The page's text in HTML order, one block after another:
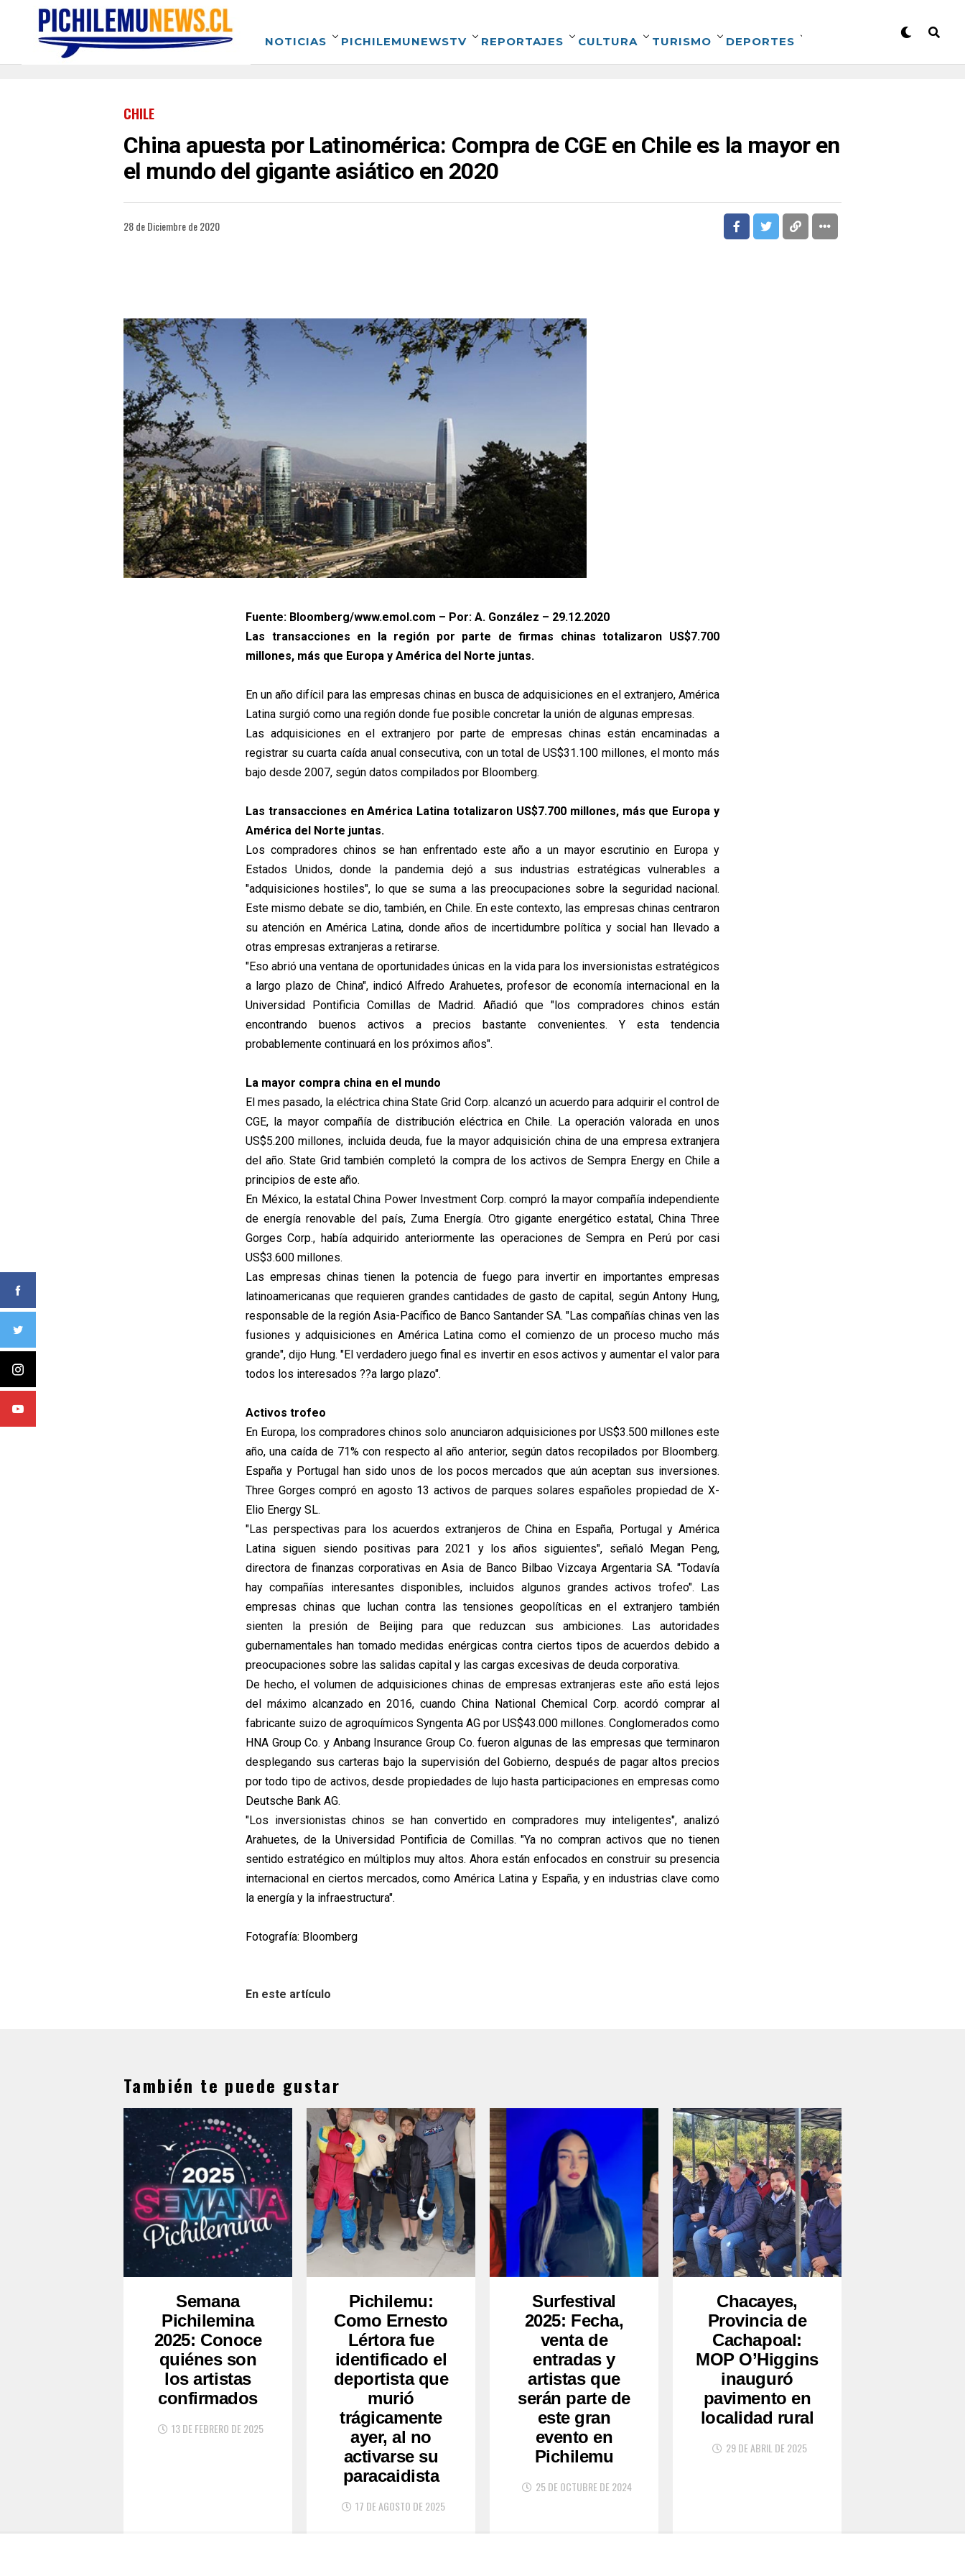
NOTICIAS PICHILEMUNEWSTV REPORTAJES CULTURA TURISMO DEPORTES
CHILE
China apuesta por Latinomérica: Compra de CGE en Chile es la mayor en
el mundo del gigante asiático en 2020
28 de Diciembre de 2020
Fuente: Bloomberg/www.emol.com – Por: A. González – 29.12.2020
Las transacciones en la región por parte de firmas chinas totalizaron US$7.700
millones, más que Europa y América del Norte juntas.
En un año difícil para las empresas chinas en busca de adquisiciones en el extranjero, América
Latina surgió como una región donde fue posible concretar la unión de algunas empresas.
Las adquisiciones en el extranjero por parte de empresas chinas están encaminadas a
registrar su cuarta caída anual consecutiva, con un total de US$31.100 millones, el monto más
bajo desde 2007, según datos compilados por Bloomberg.
Las transacciones en América Latina totalizaron US$7.700 millones, más que Europa y
América del Norte juntas.
Los compradores chinos se han enfrentado este año a un mayor escrutinio en Europa y
Estados Unidos, donde la pandemia dejó a sus industrias estratégicas vulnerables a
"adquisiciones hostiles", lo que se suma a las preocupaciones sobre la seguridad nacional.
Este mismo debate se dio, también, en Chile. En este contexto, las empresas chinas centraron
su atención en América Latina, donde años de incertidumbre política y social han llevado a
otras empresas extranjeras a retirarse.
"Eso abrió una ventana de oportunidades únicas en la vida para los inversionistas estratégicos
a largo plazo de China", indicó Alfredo Arahuetes, profesor de economía internacional en la
Universidad Pontificia Comillas de Madrid. Añadió que "los compradores chinos están
encontrando buenos activos a precios bastante convenientes. Y esta tendencia
probablemente continuará en los próximos años".
La mayor compra china en el mundo
El mes pasado, la eléctrica china State Grid Corp. alcanzó un acuerdo para adquirir el control de
CGE, la mayor compañía de distribución eléctrica en Chile. La operación valorada en unos
US$5.200 millones, incluida deuda, fue la mayor adquisición china de una empresa extranjera
del año. State Grid también completó la compra de los activos de Sempra Energy en Chile a
principios de este año.
En México, la estatal China Power Investment Corp. compró la mayor compañía independiente
de energía renovable del país, Zuma Energía. Otro gigante energético estatal, China Three
Gorges Corp., había adquirido anteriormente las operaciones de Sempra en Perú por casi
US$3.600 millones.
Las empresas chinas tienen la potencia de fuego para invertir en importantes empresas
latinoamericanas que requieren grandes cantidades de gasto de capital, según Antony Hung,
responsable de la región Asia-Pacífico de Banco Santander SA. "Las compañías chinas ven las
fusiones y adquisiciones en América Latina como el comienzo de un proceso mucho más
grande", dijo Hung. "El verdadero juego final es invertir en esos activos y aumentar el valor para
todos los interesados ??a largo plazo".
Activos trofeo
En Europa, los compradores chinos solo anunciaron adquisiciones por US$3.500 millones este
año, una caída de 71% con respecto al año anterior, según datos recopilados por Bloomberg.
España y Portugal han sido unos de los pocos mercados que aún aceptan sus inversiones.
Three Gorges compró en agosto 13 activos de parques solares españoles propiedad de X-
Elio Energy SL.
"Las perspectivas para los acuerdos extranjeros de China en España, Portugal y América
Latina siguen siendo positivas para 2021 y los años siguientes", señaló Megan Peng,
directora de finanzas corporativas en Asia de Banco Bilbao Vizcaya Argentaria SA. "Todavía
hay compañías interesantes disponibles, incluidos algunos grandes activos trofeo". Las
empresas chinas que luchan contra las tensiones geopolíticas en el extranjero también
sienten la presión de Beijing para que reduzcan sus ambiciones. Las autoridades
gubernamentales han tomado medidas enérgicas contra ciertos tipos de acuerdos debido a
preocupaciones sobre las salidas capital y las cargas excesivas de deuda corporativa.
De hecho, el volumen de adquisiciones chinas de empresas extranjeras este año está lejos
del máximo alcanzado en 2016, cuando China National Chemical Corp. acordó comprar al
fabricante suizo de agroquímicos Syngenta AG por US$43.000 millones. Conglomerados como
HNA Group Co. y Anbang Insurance Group Co. fueron algunas de las empresas que terminaron
desplegando sus carteras bajo la supervisión del Gobierno, después de pagar altos precios
por todo tipo de activos, desde propiedades de lujo hasta participaciones en empresas como
Deutsche Bank AG.
"Los inversionistas chinos se han convertido en compradores muy inteligentes", analizó
Arahuetes, de la Universidad Pontificia de Comillas. "Ya no compran activos que no tienen
sentido estratégico en múltiplos muy altos. Ahora están enfocados en construir su presencia
internacional en ciertos mercados, como América Latina y España, y en industrias clave como
la energía y la infraestructura".
Fotografía: Bloomberg
En este artículo
También te puede gustar
Semana
Pichilemina
2025: Conoce
quiénes son
los artistas
confirmados
13 DE FEBRERO DE 2025
Pichilemu:
Como Ernesto
Lértora fue
identificado el
deportista que
murió
trágicamente
ayer, al no
activarse su
paracaidista
17 DE AGOSTO DE 2025
Surfestival
2025: Fecha,
venta de
entradas y
artistas que
serán parte de
este gran
evento en
Pichilemu
25 DE OCTUBRE DE 2024
Chacayes,
Provincia de
Cachapoal:
MOP O’Higgins
inauguró
pavimento en
localidad rural
29 DE ABRIL DE 2025